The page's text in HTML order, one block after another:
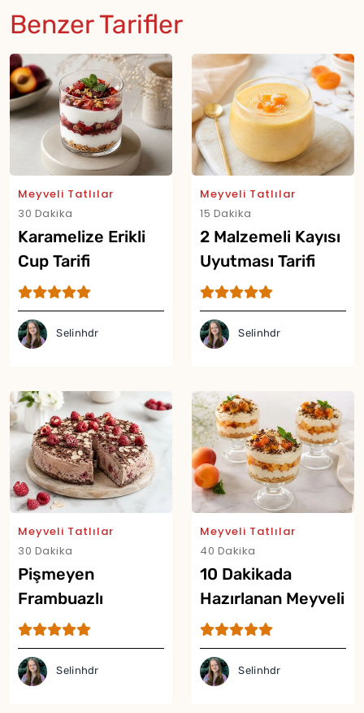
Benzer Tarifler
Meyveli Tatlılar
30 Dakika
Karamelize Erikli
Cup Tarifi
Selinhdr
Meyveli Tatlılar
15 Dakika
2 Malzemeli Kayısı
Uyutması Tarifi
Selinhdr
Meyveli Tatlılar
30 Dakika
Pişmeyen
Frambuazlı
Rokoko Tarifi
Selinhdr
Meyveli Tatlılar
40 Dakika
10 Dakikada
Hazırlanan Meyveli
Trifle Tarifi
Selinhdr